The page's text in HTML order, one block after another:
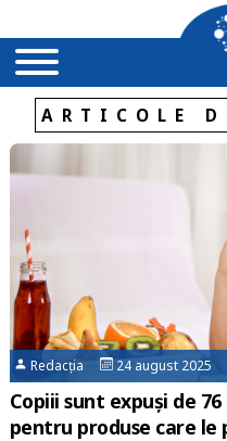
ARTICOLE
Redacția 24 august 2025
Copiii sunt expuși de
pentru produse care